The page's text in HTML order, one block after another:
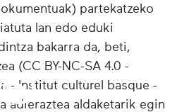
partekatzeko
lan edo eduki
bakarra da, beti,
(CC BY-NC-SA 4.0 -
- Institut culturel basque -
adieraztea aldaketarik egin